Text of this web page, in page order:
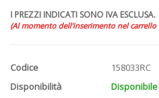
I PREZZI INDICATI SONO IVA ESCLUSA.
(Al momento dell'inserimento nel
Codice
158033RC
Disponibilità
Disponibile